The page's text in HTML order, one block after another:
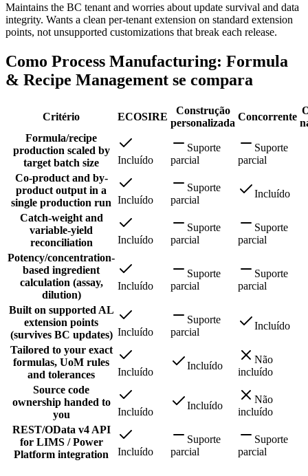
Maintains the BC tenant and worries about update survival and data
integrity. Wants a clean per-tenant extension on standard extension
points, not unsupported customizations that break each release.
Como Process Manufacturing: Formula
& Recipe Management se compara
Critério ECOSIRE
Construção
personalizada
Concorrente
Formula/recipe
production scaled by
target batch size
Incluído
Suporte
parcial
Suporte
parcial
Co-product and by-
product output in a
single production run Incluído
Suporte
parcial
Incluído
Catch-weight and
variable-yield
reconciliation
Incluído
Suporte
parcial
Suporte
parcial
Potency/concentration-
based ingredient
calculation (assay,
dilution)
Incluído
Suporte
parcial
Suporte
parcial
Built on supported AL
extension points
(survives BC updates) Incluído
Suporte
parcial
Incluído
Tailored to your exact
formulas, UoM rules
and tolerances
Incluído
Incluído
Não
incluído
Source code
ownership handed to
you
Incluído
Incluído
Não
incluído
REST/OData v4 API
for LIMS / Power
Platform integration
Incluído
Suporte
parcial
Suporte
parcial